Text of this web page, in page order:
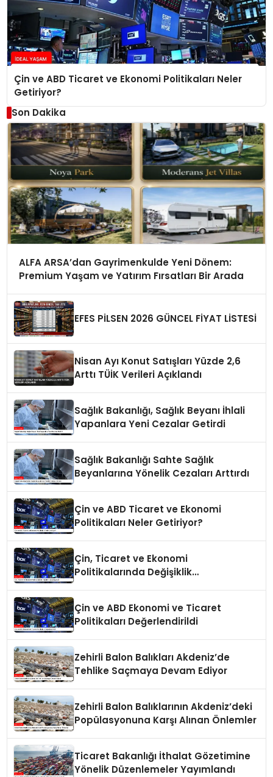
Çin ve ABD Ticaret ve Ekonomi Politikaları Neler
Getiriyor?
Son Dakika
ALFA ARSA’dan Gayrimenkulde Yeni Dönem:
Premium Yaşam ve Yatırım Fırsatları Bir Arada
EFES PİLSEN 2026 GÜNCEL FİYAT LİSTESİ
Nisan Ayı Konut Satışları Yüzde 2,6
Arttı TÜİK Verileri Açıklandı
Sağlık Bakanlığı, Sağlık Beyanı İhlali
Yapanlara Yeni Cezalar Getirdi
Sağlık Bakanlığı Sahte Sağlık
Beyanlarına Yönelik Cezaları Arttırdı
Çin ve ABD Ticaret ve Ekonomi
Politikaları Neler Getiriyor?
Çin, Ticaret ve Ekonomi
Politikalarında Değişiklik
Çin ve ABD Ekonomi ve Ticaret
Politikaları Değerlendirildi
Zehirli Balon Balıkları Akdeniz’de
Tehlike Saçmaya Devam Ediyor
Zehirli Balon Balıklarının Akdeniz’deki
Popülasyonuna Karşı Alınan Önlemler
Ticaret Bakanlığı İthalat Gözetimine
Yönelik Düzenlemeler Yayımlandı